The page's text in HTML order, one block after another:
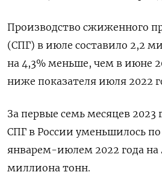
Производство сжиженного
(СПГ) в июле составило 2,2
на 4,3% меньше, чем в июне
ниже показателя июля 2022
За первые семь месяцев 2023
СПГ в России уменьшилось
январем-июлем 2022 года на
миллиона тонн.